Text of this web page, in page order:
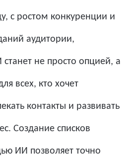
с ростом конкуренции и
аудитории,
не просто опцией, а
всех, кто хочет
контакты и развивать
Создание списков
ИИ позволяет точно